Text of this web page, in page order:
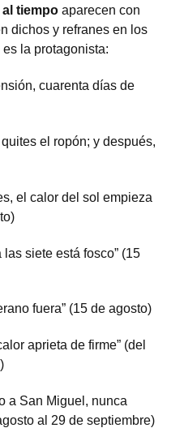
tiempo aparecen con
dichos y refranes en los
la protagonista:
cuarenta días de
el ropón; y después,
el calor del sol empieza
siete está fosco” (15
fuera” (15 de agosto)
aprieta de firme” (del
a San Miguel, nunca
al 29 de septiembre)